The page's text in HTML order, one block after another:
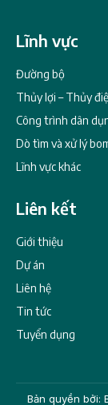
Lĩnh vực
Đường bộ
Thủy lợi – Thủy
Công trình dân
Dò tìm và xử lý
Lĩnh vực khác
Liên kết
Giới thiệu
Dự án
Liên hệ
Tin tức
Tuyển dụng
Bản quyền bởi: